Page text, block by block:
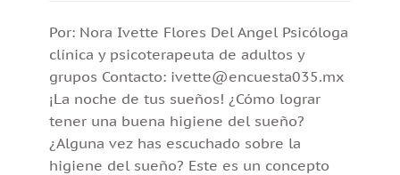
Por: Nora Ivette Flores Del Angel Psicóloga
clínica y psicoterapeuta de adultos y
grupos Contacto: ivette@encuesta035.mx
¡La noche de tus sueños! ¿Cómo lograr
tener una buena higiene del sueño?
¿Alguna vez has escuchado sobre la
higiene del sueño? Este es un concepto